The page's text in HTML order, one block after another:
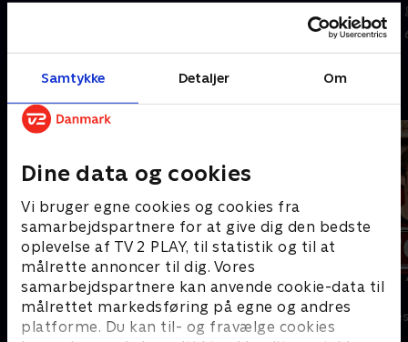
Samtykke Detaljer Om
Dine data og cookies
Vi bruger egne cookies og cookies fra
samarbejdspartnere for at give dig den bedste
oplevelse af TV 2 PLAY, til statistik og til at
målrette annoncer til dig. Vores
samarbejdspartnere kan anvende cookie-data til
målrettet markedsføring på egne og andres
platforme. Du kan til- og fravælge cookies
29. september 2019 • 22 min
Klovn
Komedie • 11 sæsoner
Tomgang
Komedie • 3